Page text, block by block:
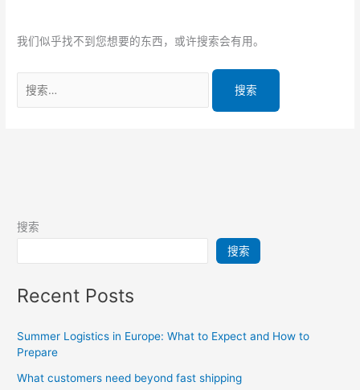
我们似乎找不到您想要的东西，或许搜索会有用。
搜索
搜索
Recent Posts
Summer Logistics in Europe: What to Expect and How to
Prepare
What customers need beyond fast shipping